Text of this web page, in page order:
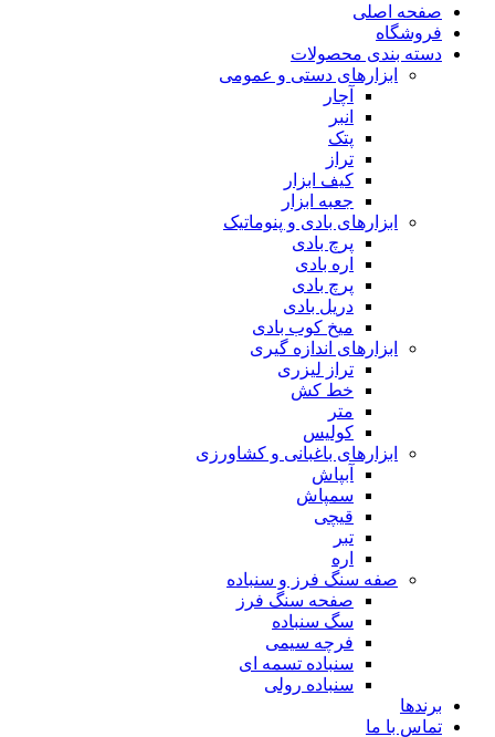
صفحه اصلی
فروشگاه
دسته بندی محصولات
ابزارهای دستی و عمومی
آچار
انبر
پتک
تراز
کیف ابزار
جعبه ابزار
ابزارهای بادی و پنوماتیک
پرچ بادی
اره بادی
پرچ بادی
دریل بادی
میخ کوب بادی
ابزارهای اندازه گیری
تراز لیزری
خط کش
متر
کولیس
ابزارهای باغبانی و کشاورزی
آبپاش
سمپاش
قیچی
تبر
اره
صفه سنگ فرز و سنباده
صفحه سنگ فرز
سگ سنباده
فرچه سیمی
سنباده تسمه ای
سنباده رولی
برندها
تماس با ما